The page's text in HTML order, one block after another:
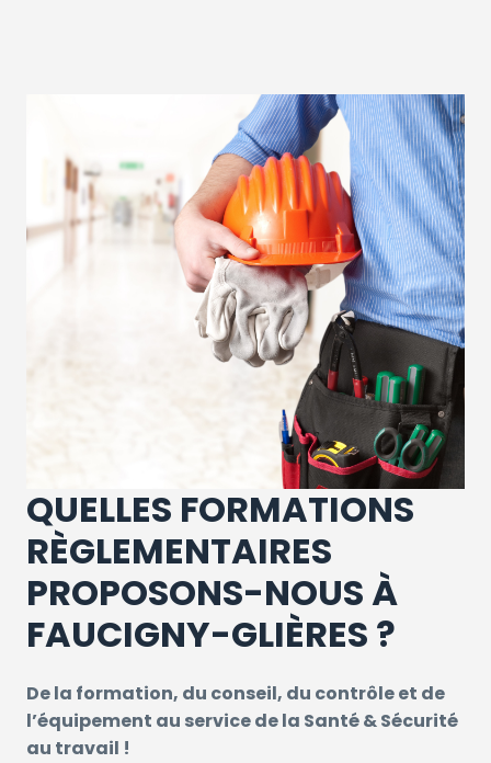
QUELLES FORMATIONS
RÈGLEMENTAIRES
PROPOSONS-NOUS À
FAUCIGNY-GLIÈRES ?
De la formation, du conseil, du contrôle et de
l’équipement au service de la Santé & Sécurité
au travail !